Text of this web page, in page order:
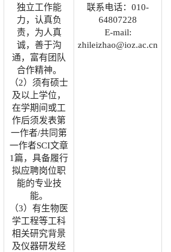
独立工作能
力，认真负
责，为人真
诚，善于沟
通，富有团队
合作精神。
（2）须有硕士
及以上学位，
在学期间或工
作后须发表第
一作者/共同第
一作者SCI文章
1篇，具备履行
拟应聘岗位职
能的专业技
能。
（3）有生物医
学工程等工科
相关研究背景
及仪器研发经
联系电话：010-
64807228
E-mail:
zhileizhao@ioz.ac.cn